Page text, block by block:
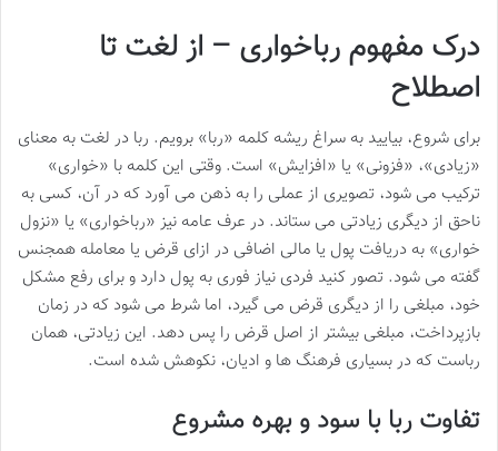
درک مفهوم رباخواری – از لغت تا
اصطلاح
برای شروع، بیایید به سراغ ریشه کلمه «ربا» برویم. ربا در لغت به معنای
«زیادی»، «فزونی» یا «افزایش» است. وقتی این کلمه با «خواری»
ترکیب می شود، تصویری از عملی را به ذهن می آورد که در آن، کسی به
ناحق از دیگری زیادتی می ستاند. در عرف عامه نیز «رباخواری» یا «نزول
خواری» به دریافت پول یا مالی اضافی در ازای قرض یا معامله همجنس
گفته می شود. تصور کنید فردی نیاز فوری به پول دارد و برای رفع مشکل
خود، مبلغی را از دیگری قرض می گیرد، اما شرط می شود که در زمان
بازپرداخت، مبلغی بیشتر از اصل قرض را پس دهد. این زیادتی، همان
رباست که در بسیاری فرهنگ ها و ادیان، نکوهش شده است.
تفاوت ربا با سود و بهره مشروع